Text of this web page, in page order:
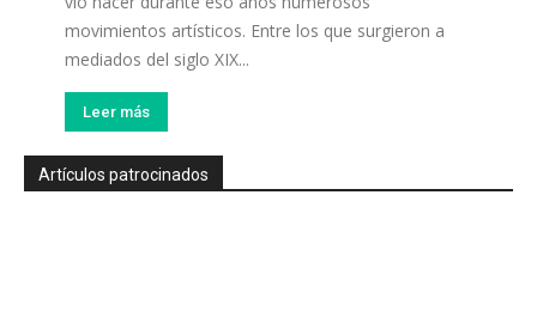
movimientos artísticos. Entre los que surgieron a
mediados del siglo XIX...
Leer más
Artículos patrocinados